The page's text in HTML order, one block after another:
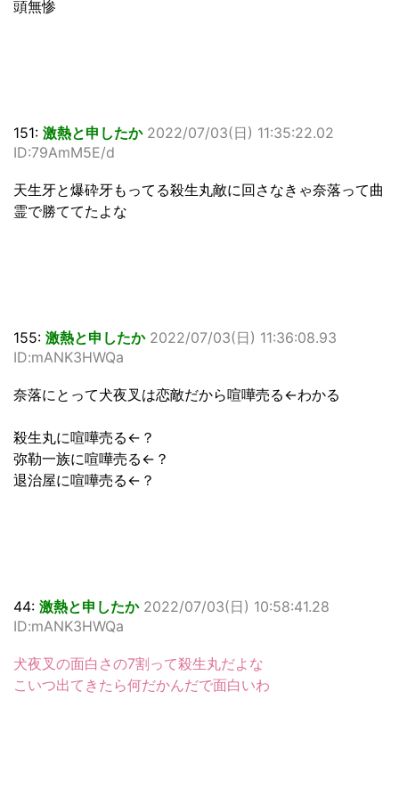
頭無惨
151: 激熱と申したか 2022/07/03(日) 11:35:22.02
ID:79AmM5E/d
天生牙と爆砕牙もってる殺生丸敵に回さなきゃ奈落って曲
霊で勝ててたよな
155: 激熱と申したか 2022/07/03(日) 11:36:08.93
ID:mANK3HWQa
奈落にとって犬夜叉は恋敵だから喧嘩売る←わかる
殺生丸に喧嘩売る←？
弥勒一族に喧嘩売る←？
退治屋に喧嘩売る←？
44: 激熱と申したか 2022/07/03(日) 10:58:41.28
ID:mANK3HWQa
犬夜叉の面白さの7割って殺生丸だよな
こいつ出てきたら何だかんだで面白いわ